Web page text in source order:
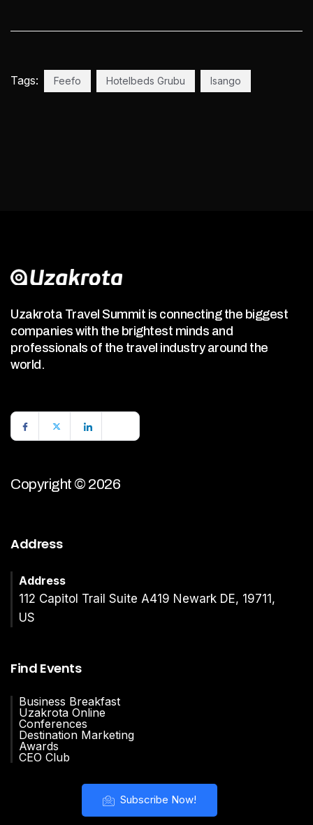
Tags: Feefo Hotelbeds Grubu Isango
Uzakrota Travel Summit is connecting the biggest
companies with the brightest minds and
professionals of the travel industry around the
world.
Copyright © 2026
Address
Address
112 Capitol Trail Suite A419 Newark DE, 19711,
US
Find Events
Business Breakfast
Uzakrota Online
Conferences
Destination Marketing
Awards
CEO Club
Subscribe Now!